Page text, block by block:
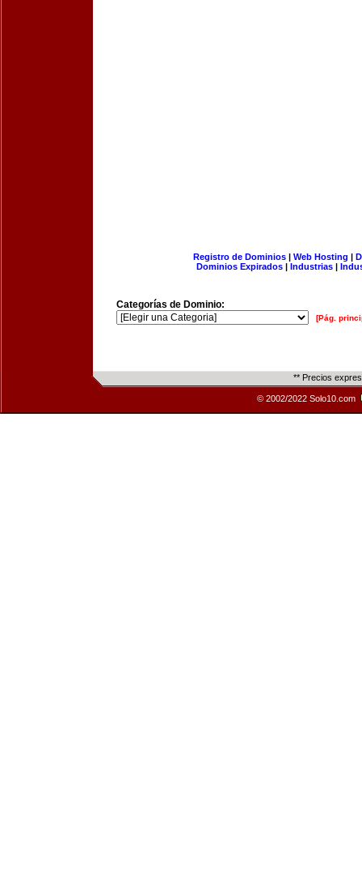
Registro de Dominios| Web Hosting |
Dominios Expirados | Industrias |
Categorías de Dominio:
[Pág.
** Precios
© 2002/2022 Solo10.com